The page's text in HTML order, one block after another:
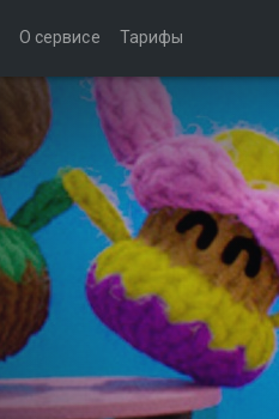
О сервисе Тарифы